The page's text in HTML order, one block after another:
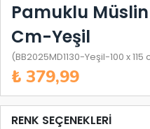
Pamuklu Müslin
Cm-Yeşil
(BB2025MD1130-Yeşil-100 x
₺ 379,99
RENK SEÇENEKLERI